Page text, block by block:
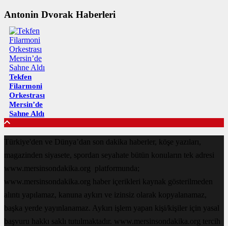
Antonin Dvorak Haberleri
Tekfen
Filarmoni
Orkestrası
Mersin’de
Sahne Aldı
Türkiye'den ve Dünya’dan son dakika haberler, köşe yazıları,
magazinden siyasete, spordan seyahate bütün konuların tek adresi
www.mersinsondakika.org platformunda;
www.mersinsondakika.org haber içerikleri kaynak gösterilmeden
alıntı yapılamaz, kanuna aykırı ve izinsiz olarak kopyalanamaz,
başka yerde yayınlanamaz. Aykırı işlem yapan kişi/kişiler için yasal
başvuru hakkı saklı tutulmaktadır. www.mersinsondakika.org tercih